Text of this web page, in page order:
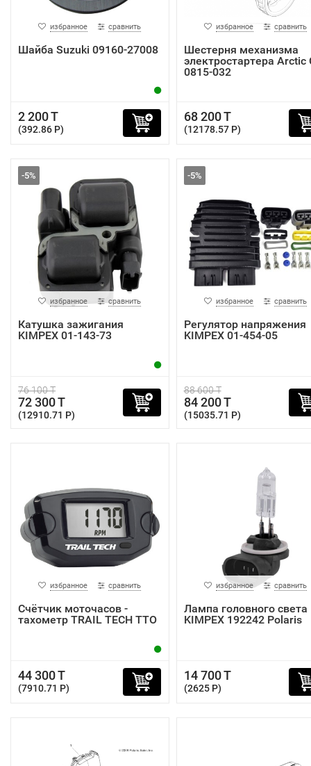
избранное сравнить
Шайба Suzuki 09160-27008
2 200 T
(392.86 P)
избранное сравнить
Шестерня механизма
электростартера Arctic
0815-032
68 200 T
(12178.57 P)
-5%
избранное сравнить
Катушка зажигания
KIMPEX 01-143-73
76 100 T
72 300 T
(12910.71 P)
-5%
избранное сравнить
Регулятор напряжения
KIMPEX 01-454-05
88 600 T
84 200 T
(15035.71 P)
избранное сравнить
Счётчик моточасов -
тахометр TRAIL TECH TTO
44 300 T
(7910.71 P)
избранное сравнить
Лампа головного света
KIMPEX 192242 Polaris
14 700 T
(2625 P)